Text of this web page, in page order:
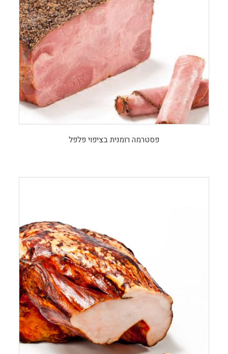
פסטרמה רומנית בציפוי פלפל